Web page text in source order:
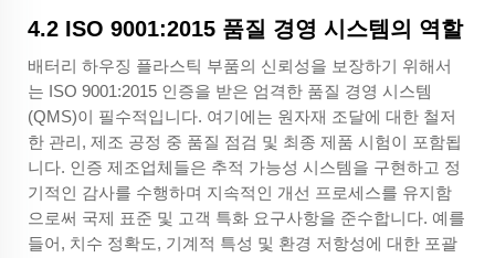
4.2 ISO 9001:2015 품질 경영 시스템의 역할
배터리 하우징 플라스틱 부품의 신뢰성을 보장하기 위해서
는 ISO 9001:2015 인증을 받은 엄격한 품질 경영 시스템
(QMS)이 필수적입니다. 여기에는 원자재 조달에 대한 철저
한 관리, 제조 공정 중 품질 점검 및 최종 제품 시험이 포함됩
니다. 인증 제조업체들은 추적 가능성 시스템을 구현하고 정
기적인 감사를 수행하며 지속적인 개선 프로세스를 유지함
으로써 국제 표준 및 고객 특화 요구사항을 준수합니다. 예를
들어, 치수 정확도, 기계적 특성 및 환경 저항성에 대한 포괄